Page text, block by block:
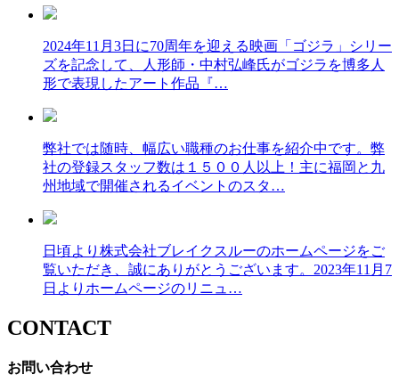
2024年11月3日に70周年を迎える映画「ゴジラ」シリー
ズを記念して、人形師・中村弘峰氏がゴジラを博多人
形で表現したアート作品『…
弊社では随時、幅広い職種のお仕事を紹介中です。弊
社の登録スタッフ数は１５００人以上！主に福岡と九
州地域で開催されるイベントのスタ…
日頃より株式会社ブレイクスルーのホームページをご
覧いただき、誠にありがとうございます。2023年11月7
日よりホームページのリニュ…
CONTACT
お問い合わせ